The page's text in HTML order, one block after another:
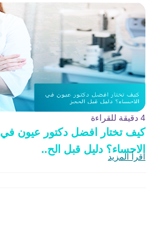
4 دقيقة للقراءة
كيف تختار افضل دكتور عيون في
الاحساء؟ دليل قبل الح..
اقرأ المزيد